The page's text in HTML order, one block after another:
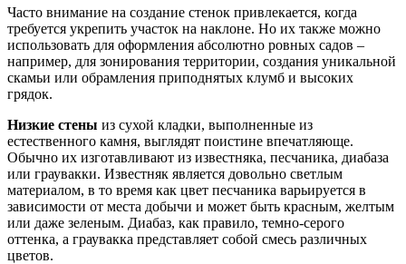
Часто внимание на создание стенок привлекается, когда
требуется укрепить участок на наклоне. Но их также можно
использовать для оформления абсолютно ровных садов –
например, для зонирования территории, создания уникальной
скамьи или обрамления приподнятых клумб и высоких
грядок.
Низкие стены из сухой кладки, выполненные из
естественного камня, выглядят поистине впечатляюще.
Обычно их изготавливают из известняка, песчаника, диабаза
или граувакки. Известняк является довольно светлым
материалом, в то время как цвет песчаника варьируется в
зависимости от места добычи и может быть красным, желтым
или даже зеленым. Диабаз, как правило, темно-серого
оттенка, а граувакка представляет собой смесь различных
цветов.